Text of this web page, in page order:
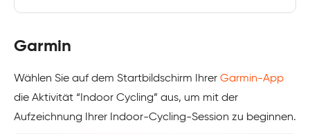
Garmin
Wählen Sie auf dem Startbildschirm Ihrer Garmin-App
die Aktivität “Indoor Cycling” aus, um mit der
Aufzeichnung Ihrer Indoor-Cycling-Session zu beginnen.